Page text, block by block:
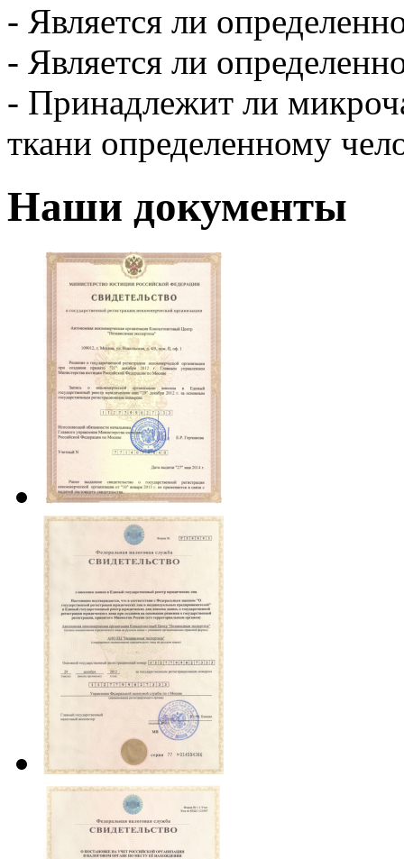
- Является ли
- Является ли
- Принадлежит ли
ткани определенному
Наши документы